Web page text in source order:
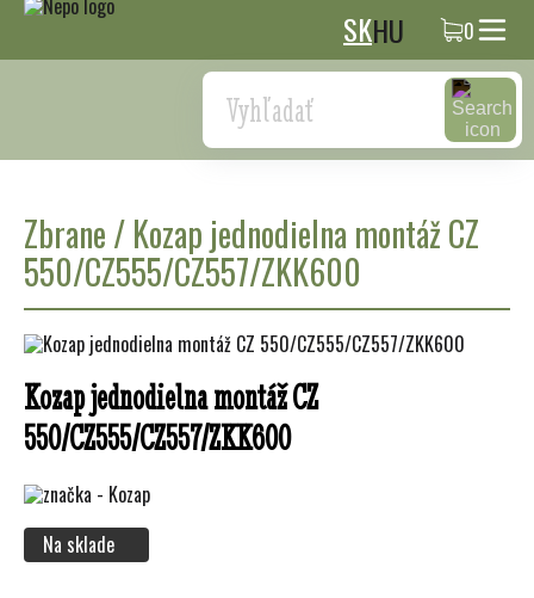
SKHU 0
Search
Zbrane/Kozap jednodielna montáž CZ
550/CZ555/CZ557/ZKK600
Kozap jednodielna montáž CZ
550/CZ555/CZ557/ZKK600
Na sklade